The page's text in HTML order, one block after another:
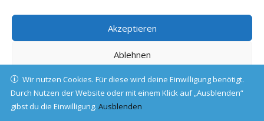
Akzeptieren
Ablehnen
Einstellungen ansehen
Cookie-RichtlinieDatenschutz
Wir nutzen Cookies. Für diese wird deine Einwilligung benötigt.
Durch Nutzen der Website oder mit einem Klick auf „Ausblenden“
gibst du die Einwilligung.Ausblenden